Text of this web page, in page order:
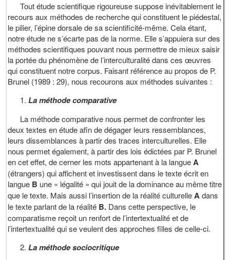
Tout étude scientifique rigoureuse suppose inévitablement le
recours aux méthodes de recherche qui constituent le piédestal,
le pilier, l’épine dorsale de sa scientificité-même. Cela étant,
notre étude ne s’écarte pas de la norme. Elle s’appuiera sur des
méthodes scientifiques pouvant nous permettre de mieux saisir
la portée du phénomène de l’interculturalité dans ces œuvres
qui constituent notre corpus. Faisant référence au propos de P.
Brunel (1989 : 29), nous recourons aux méthodes suivantes :
La méthode comparative
La méthode comparative nous permet de confronter les
deux textes en étude afin de dégager leurs ressemblances,
leurs dissemblances à partir des traces interculturelles. Elle
nous permet également, à partir des lois édictées par P. Brunel
en cet effet, de cerner les mots appartenant à la langue A
(étrangers) qui affichent et investissent dans le texte écrit en
langue B une « légalité » qui jouit de la dominance au même titre
que le texte. Mais aussi l’insertion de la réalité culturelle Adans
le texte parlant de la réalité B. Dans cette perspective, le
comparatisme reçoit un renfort de l’intertextualité et de
l’intertextualité qui se veulent des approches filles de celle-ci.
La méthode sociocritique